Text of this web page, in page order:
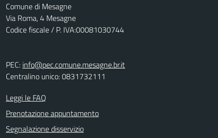
Comune di Mesagne
Via Roma, 4 Mesagne
Codice fiscale / P. IVA:00081030744
PEC: info@pec.comune.mesagne.br.it
Centralino unico: 0831732111
Leggi le FAQ
Prenotazione appuntamento
Segnalazione disservizio